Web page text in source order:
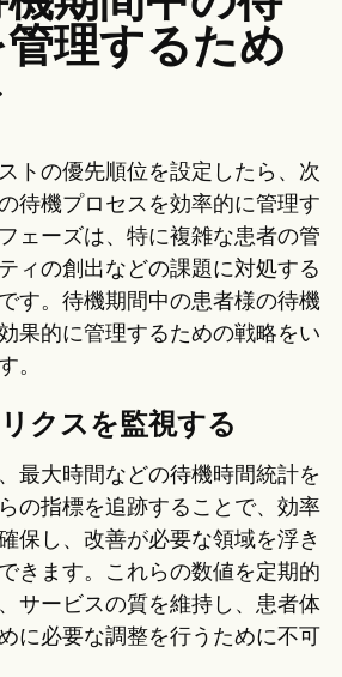
理するため
トの優先順位を設定したら、次
待機プロセスを効率的に管理す
ェーズは、特に複雑な患者の管
ィの創出などの課題に対処する
す。待機期間中の患者様の待機
果的に管理するための戦略をい
。
クスを監視する
最大時間などの待機時間統計を
の指標を追跡することで、効率
保し、改善が必要な領域を浮き
きます。これらの数値を定期的
サービスの質を維持し、患者体
に必要な調整を行うために不可